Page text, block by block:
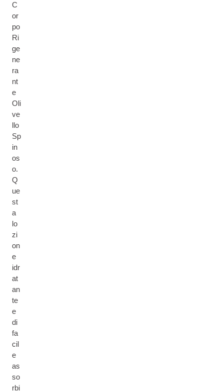
C
or
po
Ri
ge
ne
ra
nt
e
Oli
ve
llo
Sp
in
os
o.
Q
ue
st
a
lo
zi
on
e
idr
at
an
te
e
di
fa
cil
e
as
so
rbi